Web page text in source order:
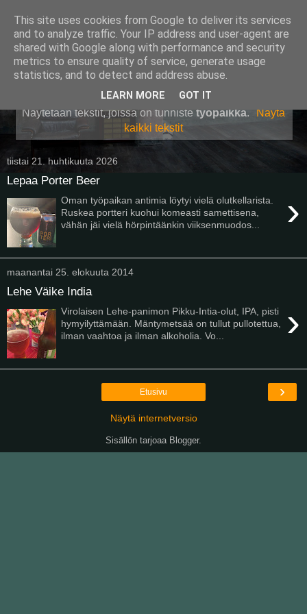
Pullollinen
Näytetään tekstit, joissa on tunniste työpaikka.
Näytä
kaikki tekstit
tiistai 21. huhtikuuta 2026
Lepaa Porter Beer
›
Oman työpaikan antimia löytyi vielä olutkellarista.
Ruskea portteri kuohui komeasti samettisena,
vähän jäi vielä hörpintäänkin viiksenmuodos...
maanantai 25. elokuuta 2014
Lehe Väike India
›
Virolaisen Lehe-panimon Pikku-Intia-olut, IPA, pisti
hymyilyttämään. Mäntymetsää on tullut pullotettua,
ilman vaahtoa ja ilman alkoholia. Vo...
›
Etusivu
Näytä internetversio
Sisällön tarjoaa Blogger.
This site uses cookies from Google to deliver its services
and to analyze traffic. Your IP address and user-agent are
shared with Google along with performance and security
metrics to ensure quality of service, generate usage
statistics, and to detect and address abuse.
LEARN MORE GOT IT